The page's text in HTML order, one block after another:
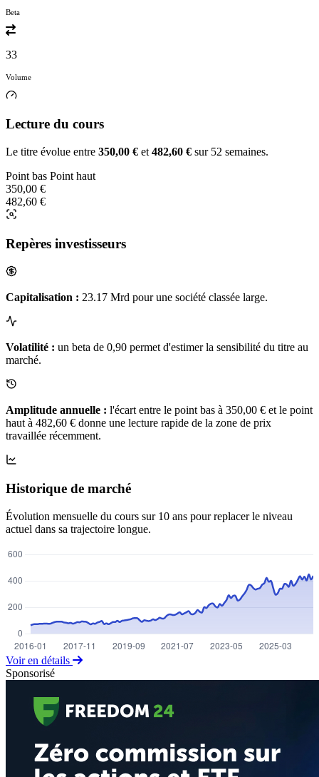
Beta
33
Volume
Lecture du cours
Le titre évolue entre 350,00 € et 482,60 € sur 52 semaines.
Point bas Point haut
350,00 €
482,60 €
Repères investisseurs
Capitalisation : 23.17 Mrd pour une société classée large.
Volatilité : un beta de 0,90 permet d'estimer la sensibilité du titre au
marché.
Amplitude annuelle : l'écart entre le point bas à 350,00 € et le point
haut à 482,60 € donne une lecture rapide de la zone de prix
travaillée récemment.
Historique de marché
Évolution mensuelle du cours sur 10 ans pour replacer le niveau
actuel dans sa trajectoire longue.
Voir en détails
Sponsorisé